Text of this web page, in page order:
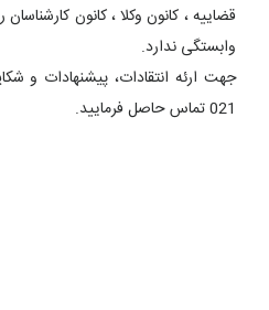
قضاییه ، کانون وکلا ، کانون
وابستگی ندارد.
021 تماس حاصل فرمایید.